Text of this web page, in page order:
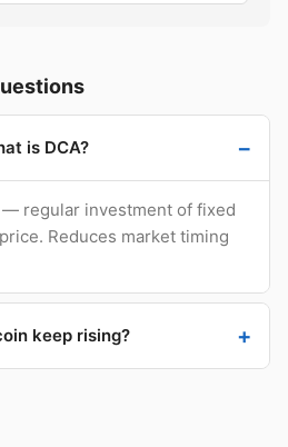
is DCA?
— regular investment of fixed
Reduces market timing
keep rising?